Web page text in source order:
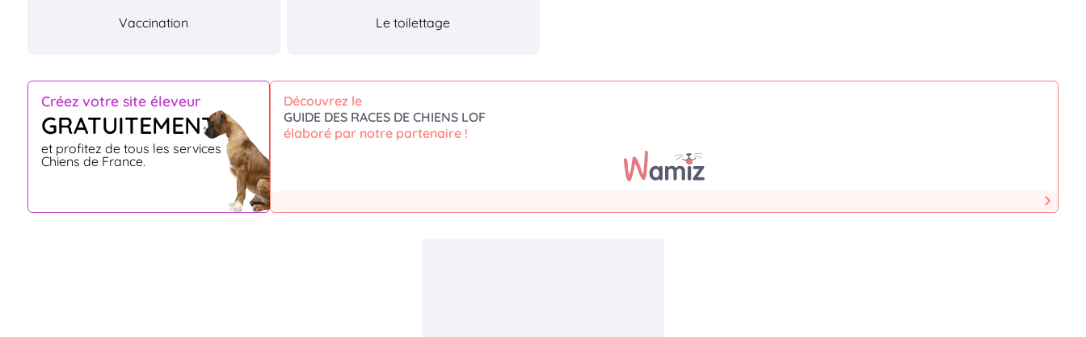
Créez votre site éleveur
GRATUITEMENT
et profitez de tous les services
Chiens de France.
Découvrez le
GUIDE DES RACES DE CHIENS LOF
élaboré par notre partenaire !
Vaccination Le toilettage